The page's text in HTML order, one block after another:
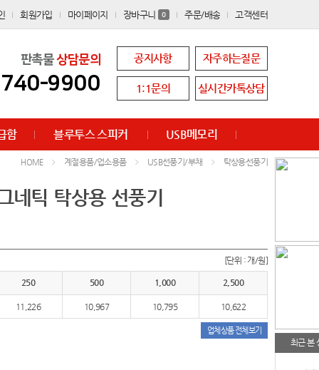
회원가입 마이페이지 장바구니 0 주문/배송 고객센터
판촉물상담문의
9900
공지사항 자주하는질문
1:1문의 실시간카톡상담
함 블루투스 스피커 USB메모리
최근 본
HOME 계절용품/업소용품 USB선풍기/부채 탁상용선풍기
네틱 탁상용 선풍기
[단위 : 개/원]
250 500 1,000 2,500
11,226 10,967 10,795 10,622
업체상품 전체보기